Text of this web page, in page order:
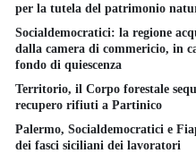
per la tutela del patrimonio
Socialdemocratici: la regione
dalla camera di commericio, in
fondo di quiescenza
Territorio, il Corpo forestale
recupero rifiuti a Partinico
Palermo, Socialdemocratici e
dei fasci siciliani dei lavoratori